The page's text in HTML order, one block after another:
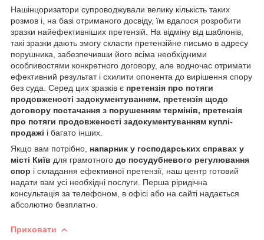
Нашінцоризатори супроводжували велику кількість таких
розмов і, на базі отриманого досвіду, їм вдалося розробити
зразки найефективніших претензій. На відміну від шаблонів,
такі зразки дають змогу скласти претензійне письмо в адресу
порушника, забезпечивши його всіма необхідними
особливостями конкретного договору, але водночас отримати
ефективний результат і схилити опонента до вирішення спору
без суда. Серед цих зразків є претензія про потяги
продовженості задокументуванням, претензія щодо
договору постачання з порушенням термінів, претензія
про потяги продовженості задокументуванням куплі-
продажі і багато інших.
Якщо вам потрібно, напарник у господарських справах у
місті Київ для грамотного до посудубневого регулювання
спор і складання ефективної претензії, наш центр готовий
надати вам усі необхідні послуги. Перша ріридічна
консультація за телефоном, в офісі або на сайті надається
абсолютно безплатно.
Приховати